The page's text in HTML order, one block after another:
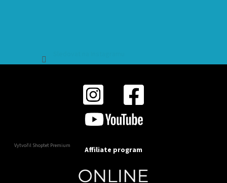
Vytvořil Shoptet Premium Affiliate program